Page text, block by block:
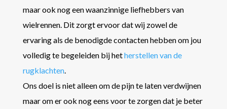
maar ook nog een waanzinnige liefhebbers van
wielrennen. Dit zorgt ervoor dat wij zowel de
ervaring als de benodigde contacten hebben om jou
volledig te begeleiden bij hetherstellen van de
rugklachten.
Ons doel is niet alleen om de pijn te laten verdwijnen
maar om er ook nog eens voor te zorgen dat je beter